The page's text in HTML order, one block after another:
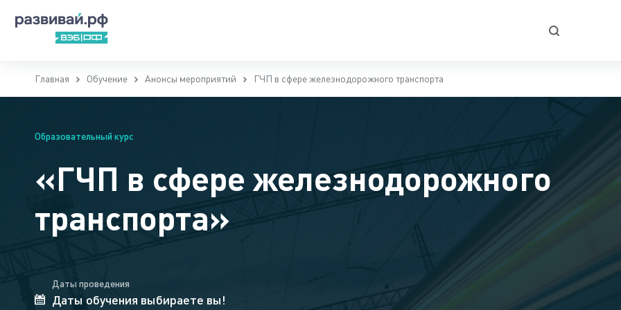
Главная Обучение Анонсы мероприятий ГЧП в сфере железнодорожного транспорта
Образовательный курс
«ГЧП в сфере железнодорожного
транспорта»
Даты проведения
Даты обучения выбираете вы!